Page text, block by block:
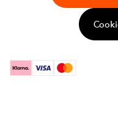
KlarnaVisa Mastercard